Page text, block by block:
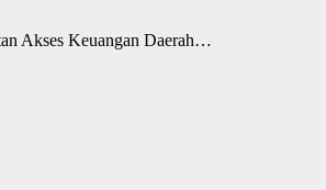
Akses Keuangan Daerah…